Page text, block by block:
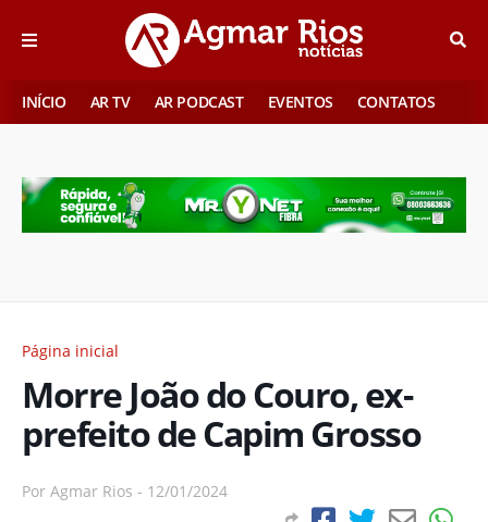
INÍCIO AR TV AR PODCAST EVENTOS CONTATOS
Página inicial
Morre João do Couro, ex-
prefeito de Capim Grosso
Por Agmar Rios - 12/01/2024